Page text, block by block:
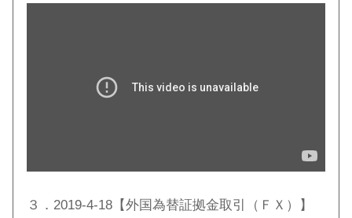
３．2019-4-18【外国為替証拠金取引（ＦＸ）】